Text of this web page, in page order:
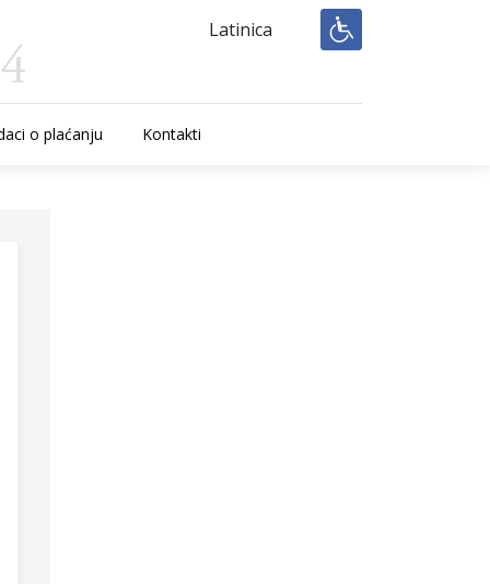
Latinica
o plaćanju Kontakti